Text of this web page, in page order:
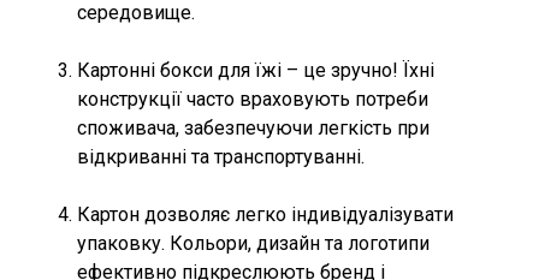
середовище.
Картонні бокси для їжі – це зручно! Їхні
конструкції часто враховують потреби
споживача, забезпечуючи легкість при
відкриванні та транспортуванні.
Картон дозволяє легко індивідуалізувати
упаковку. Кольори, дизайн та логотипи
ефективно підкреслюють бренд і